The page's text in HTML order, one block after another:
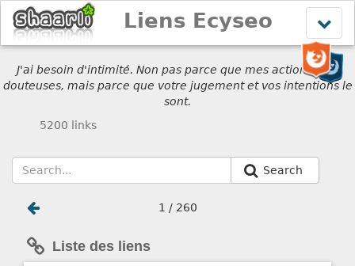
le
menu
Liens Ecyseo
J'ai besoin d'intimité. Non pas parce que mes actions sont
douteuses, mais parce que votre jugement et vos intentions le
sont.
5200 links
Search
1 / 260
Liste des liens